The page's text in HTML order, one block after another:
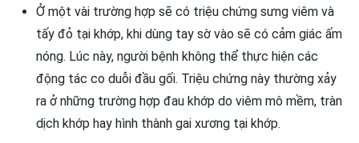
Ở một vài trường hợp sẽ có triệu chứng sưng viêm và
tấy đỏ tại khớp, khi dùng tay sờ vào sẽ có cảm giác ấm
nóng. Lúc này, người bệnh không thể thực hiện các
động tác co duỗi đầu gối. Triệu chứng này thường xảy
ra ở những trường hợp đau khớp do viêm mô mềm, tràn
dịch khớp hay hình thành gai xương tại khớp.